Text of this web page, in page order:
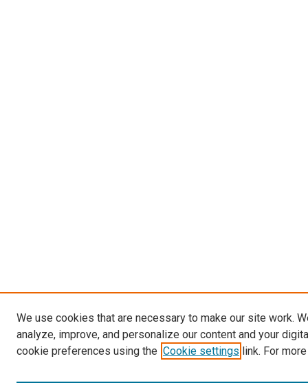
We use cookies that are necessary to make our site work.
analyze, improve, and personalize our content and your
cookie preferences using the Cookie settings link. For